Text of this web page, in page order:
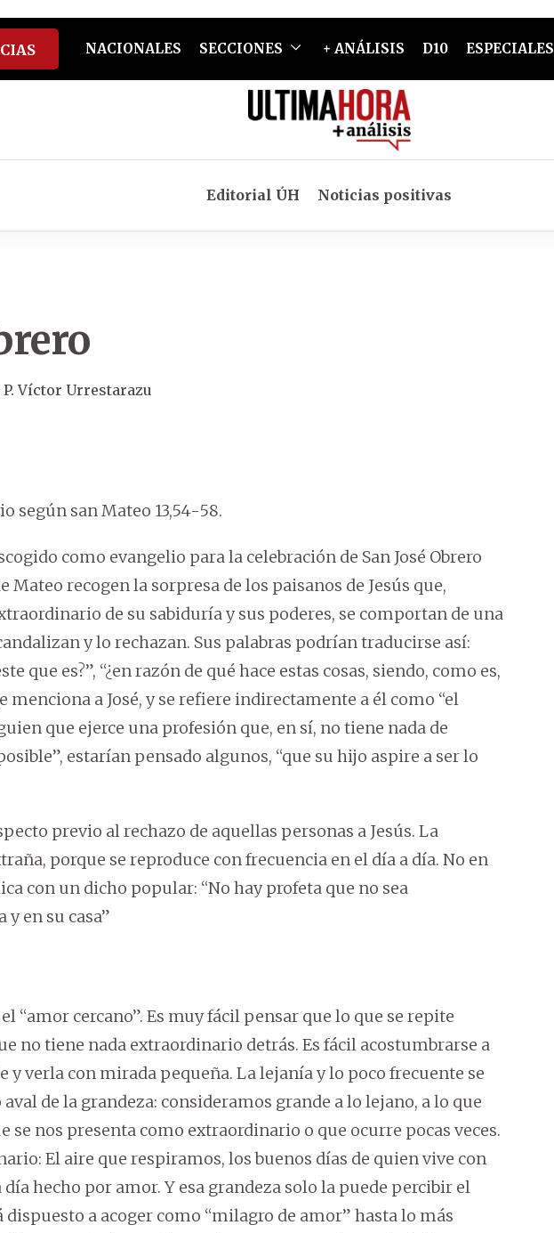
NACIONALES SECCIONES + ANÁLISIS D10 ESPECIALES
Editorial ÚH Noticias positivas
P. Víctor Urrestarazu
según san Mateo 13,54-58.
como evangelio para la celebración de San José Obrero
Mateo recogen la sorpresa de los paisanos de Jesús que,
de su sabiduría y sus poderes, se comportan de una
y lo rechazan. Sus palabras podrían traducirse así:
que es?”, “¿en razón de qué hace estas cosas, siendo, como es,
menciona a José, y se refiere indirectamente a él como “el
que ejerce una profesión que, en sí, no tiene nada de
estarían pensado algunos, “que su hijo aspire a ser lo
previo al rechazo de aquellas personas a Jesús. La
porque se reproduce con frecuencia en el día a día. No en
con un dicho popular: “No hay profeta que no sea
en su casa”
“amor cercano”. Es muy fácil pensar que lo que se repite
no tiene nada extraordinario detrás. Es fácil acostumbrarse a
y verla con mirada pequeña. La lejanía y lo poco frecuente se
de la grandeza: consideramos grande a lo lejano, a lo que
se nos presenta como extraordinario o que ocurre pocas veces.
El aire que respiramos, los buenos días de quien vive con
hecho por amor. Y esa grandeza solo la puede percibir el
dispuesto a acoger como “milagro de amor” hasta lo más